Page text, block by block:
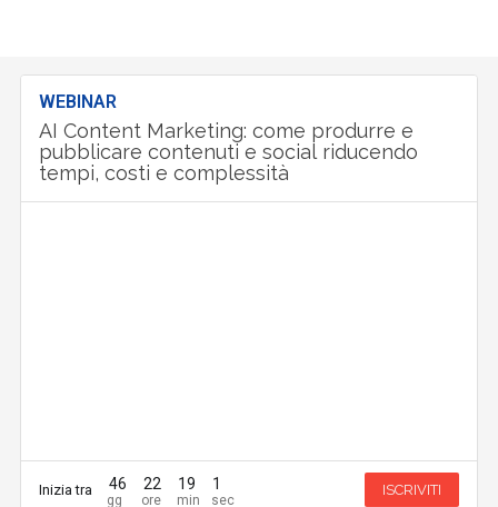
WEBINAR
AI Content Marketing: come produrre e
pubblicare contenuti e social riducendo
tempi, costi e complessità
Inizia tra 46 22 19 0 ISCRIVITI